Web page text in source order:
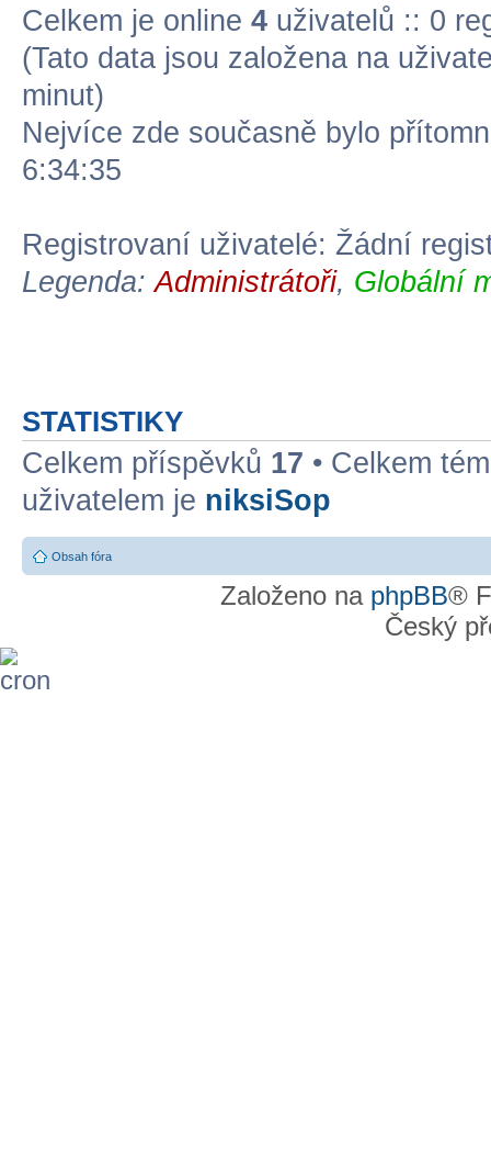
Celkem je online 4 uživatelů :: 0
(Tato data jsou založena na
minut)
Nejvíce zde současně bylo
6:34:35
Registrovaní uživatelé: Žádní
Legenda:Administrátoři, Globální
STATISTIKY
Celkem příspěvků 17 • Celkem
uživatelem je niksiSop
Obsah fóra
Založeno na phpBB®
Český